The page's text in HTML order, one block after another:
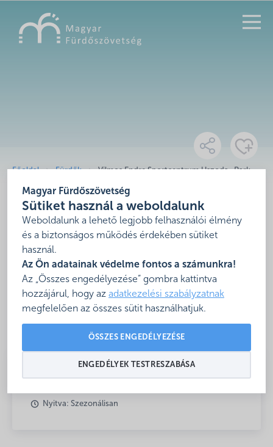
Magyar Fürdőszövetség
Sütiket használ a weboldalunk
Weboldalunk a lehető legjobb felhasználói élmény
és a biztonságos működés érdekében sütiket
használ.
Az Ön adatainak védelme fontos a számunkra!
Az „Összes engedélyezése” gombra kattintva
hozzájárul, hogy az adatkezelési szabályzatnak
megfelelően az összes sütit használhatjuk.
ÖSSZES ENGEDÉLYEZÉSE
ENGEDÉLYEK TESTRESZABÁSA
Főoldal Fürdők
Vilmos Endre Sportcentrum Uszoda, Park
Vilmos Endre Sportcentrum
Uszoda, Park Uszoda,
Kastélydombi Uszoda
,
Mutasd térképen
Nyitva: Szezonálisan